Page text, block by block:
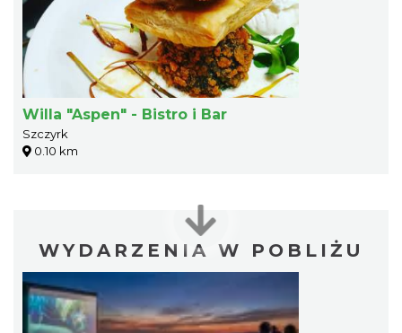
Willa "Aspen" - Bistro i Bar
Szczyrk
0.10 km
WYDARZENIA W POBLIŻU